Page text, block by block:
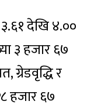
३.६१ देखि ४.००
३ हजार ६७
ग्रेडवृद्धि र
हजार ६७